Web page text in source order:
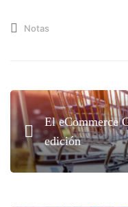
Notas
El eCommerce
edición